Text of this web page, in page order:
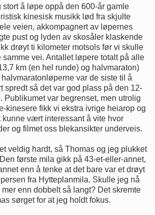
stort å løpe oppå den 600-år gamle
kinesisk musikk lød fra skjulte
veien, akkompagnert av løpernes
pust og lyden av skosåler klaskende
drøyt ti kilometer motsols før vi skulle
vei. Antallet løpere totalt på alle
km (en hel runde) og halvmaraton)
var de siste til å
spredt så det var god plass på den 12-
Publikumet var begrenset, men utrolig
kinesere fikk vi ekstra ivrige heiarop og
kunne vært interessant å vite hvor
og filmet oss blekansikter underveis.
veldig hardt, så Thomas og jeg plukket
første mila gikk på 43-et-eller-annet,
enn å tenke at det bare var et drøyt
fra Hytteplanmila. Skulle jeg nå
enn dobbelt så langt? Det skremte
sørget for at jeg holdt fokus.